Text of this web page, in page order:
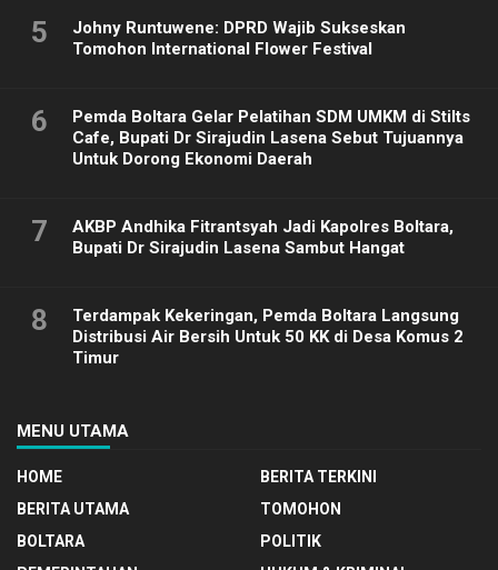
5
Johny Runtuwene: DPRD Wajib Sukseskan
Tomohon International Flower Festival
6
Pemda Boltara Gelar Pelatihan SDM UMKM di Stilts
Cafe, Bupati Dr Sirajudin Lasena Sebut Tujuannya
Untuk Dorong Ekonomi Daerah
7
AKBP Andhika Fitrantsyah Jadi Kapolres Boltara,
Bupati Dr Sirajudin Lasena Sambut Hangat
8
Terdampak Kekeringan, Pemda Boltara Langsung
Distribusi Air Bersih Untuk 50 KK di Desa Komus 2
Timur
MENU UTAMA
HOME
BERITA TERKINI
BERITA UTAMA
TOMOHON
BOLTARA
POLITIK